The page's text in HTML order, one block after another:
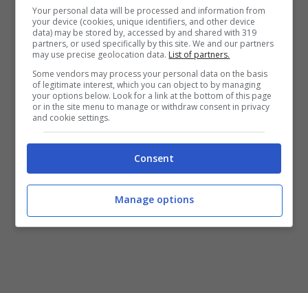
Your personal data will be processed and information from
your device (cookies, unique identifiers, and other device
data) may be stored by, accessed by and shared with 319
partners, or used specifically by this site. We and our partners
may use precise geolocation data. List of partners.
Some vendors may process your personal data on the basis
of legitimate interest, which you can object to by managing
your options below. Look for a link at the bottom of this page
or in the site menu to manage or withdraw consent in privacy
and cookie settings.
Consent
Manage options